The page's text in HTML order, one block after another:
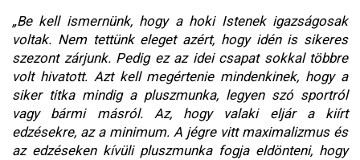
„Be kell ismernünk, hogy a hoki Istenek igazságosak
voltak. Nem tettünk eleget azért, hogy idén is sikeres
szezont zárjunk. Pedig ez az idei csapat sokkal többre
volt hivatott. Azt kell megértenie mindenkinek, hogy a
siker titka mindig a pluszmunka, legyen szó sportról
vagy bármi másról. Az, hogy valaki eljár a kiírt
edzésekre, az a minimum. A jégre vitt maximalizmus és
az edzéseken kívüli pluszmunka fogja eldönteni, hogy